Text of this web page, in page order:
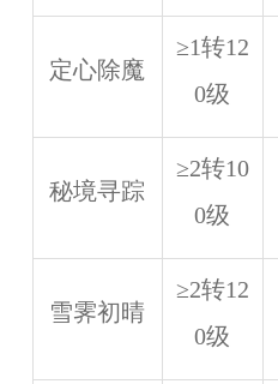
定心除魔
≥1转12
0级
秘境寻踪
≥2转10
0级
雪霁初晴
≥2转12
0级